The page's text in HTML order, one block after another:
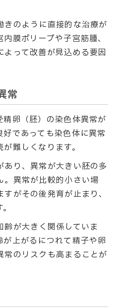
きのように直接的な治療が
膜ポリープや子宮筋腫、
って改善が見込める要因
常
卵（胚）の染色体異常が
であっても染色体に異常
難しくなります。
り、異常が大きい胚の多
。異常が比較的小さい場
がその後発育が止まり、
が大きく関係していま
上がるにつれて精子や卵
のリスクも高まることが